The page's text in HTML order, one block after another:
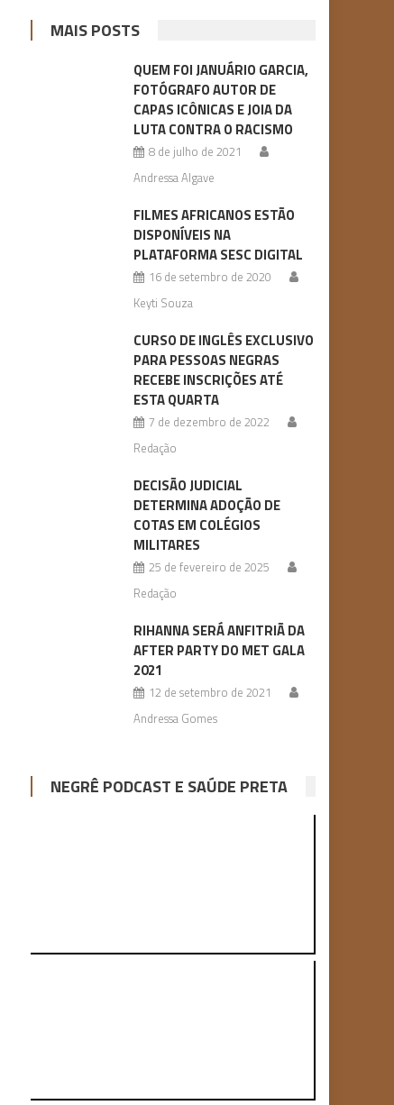
MAIS POSTS
QUEM FOI JANUÁRIO GARCIA,
FOTÓGRAFO AUTOR DE
CAPAS ICÔNICAS E JOIA DA
LUTA CONTRA O RACISMO
8 de julho de 2021
Andressa Algave
FILMES AFRICANOS ESTÃO
DISPONÍVEIS NA
PLATAFORMA SESC DIGITAL
16 de setembro de 2020
Keyti Souza
CURSO DE INGLÊS EXCLUSIVO
PARA PESSOAS NEGRAS
RECEBE INSCRIÇÕES ATÉ
ESTA QUARTA
7 de dezembro de 2022
Redação
DECISÃO JUDICIAL
DETERMINA ADOÇÃO DE
COTAS EM COLÉGIOS
MILITARES
25 de fevereiro de 2025
Redação
RIHANNA SERÁ ANFITRIÃ DA
AFTER PARTY DO MET GALA
2021
12 de setembro de 2021
Andressa Gomes
NEGRÊ PODCAST E SAÚDE PRETA